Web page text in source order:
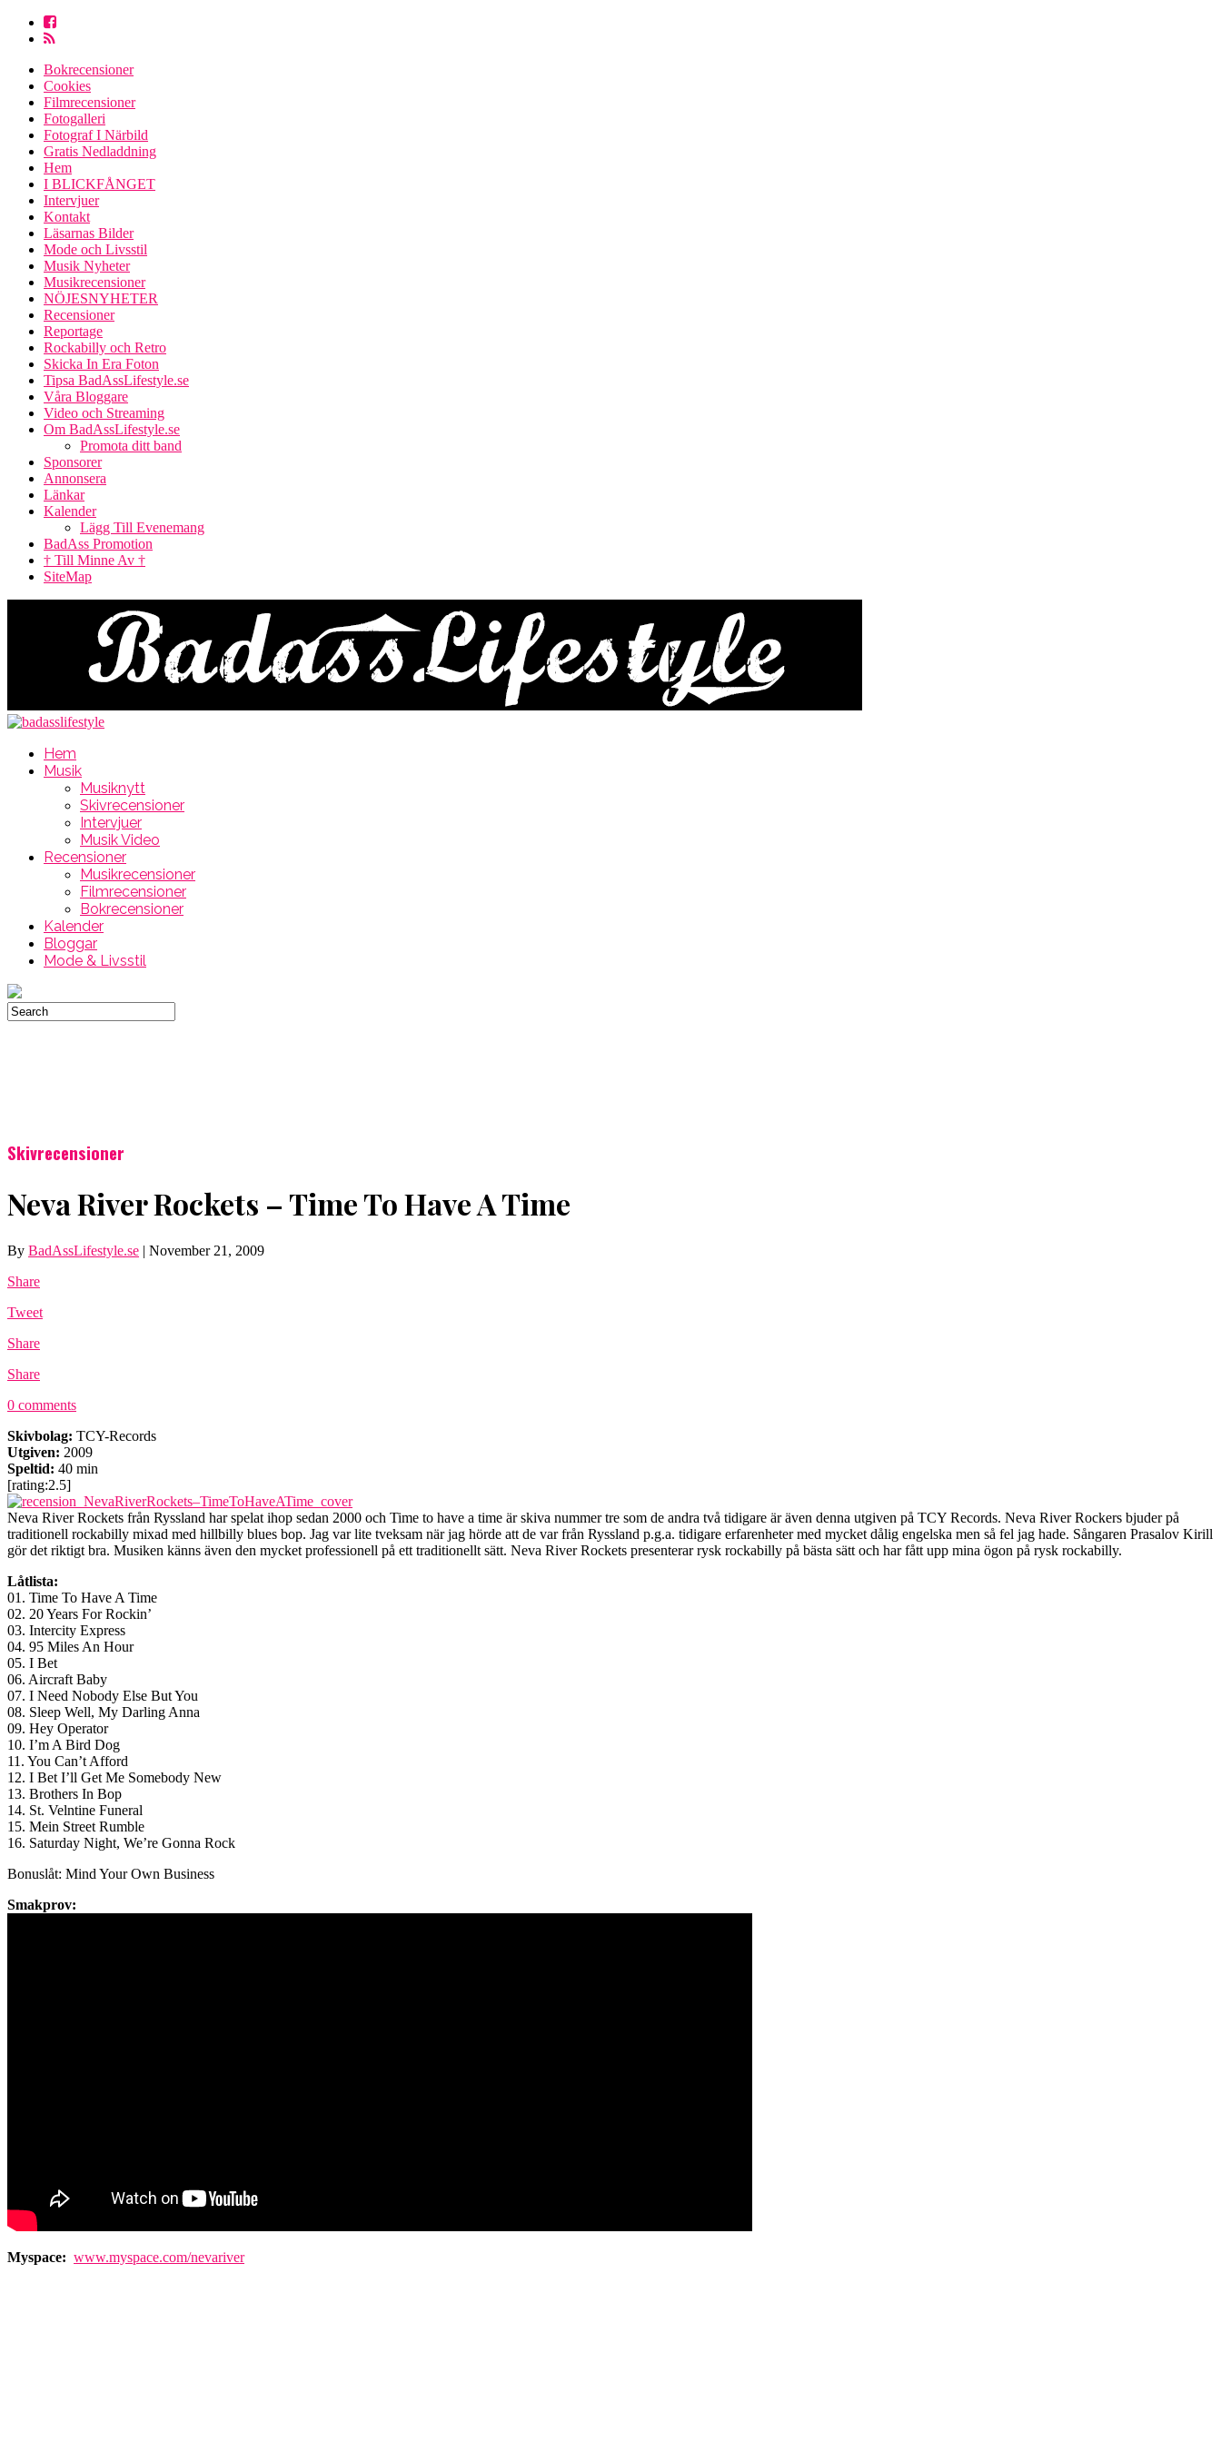
Bokrecensioner
Cookies
Filmrecensioner
Fotogalleri
Fotograf I Närbild
Gratis Nedladdning
Hem
I BLICKFÅNGET
Intervjuer
Kontakt
Läsarnas Bilder
Mode och Livsstil
Musik Nyheter
Musikrecensioner
NÖJESNYHETER
Recensioner
Reportage
Rockabilly och Retro
Skicka In Era Foton
Tipsa BadAssLifestyle.se
Våra Bloggare
Video och Streaming
Om BadAssLifestyle.se
Promota ditt band
Sponsorer
Annonsera
Länkar
Kalender
Lägg Till Evenemang
BadAss Promotion
† Till Minne Av †
SiteMap
Hem
Musik
Musiknytt
Skivrecensioner
Intervjuer
Musik Video
Recensioner
Musikrecensioner
Filmrecensioner
Bokrecensioner
Kalender
Bloggar
Mode & Livsstil
Skivrecensioner
Neva River Rockets – Time To Have A Time
By BadAssLifestyle.se | November 21, 2009
Share
Tweet
Share
Share
0 comments
Skivbolag: TCY-Records
Utgiven: 2009
Speltid: 40 min
[rating:2.5]
Neva River Rockets från Ryssland har spelat ihop sedan 2000 och Time to have a time är skiva nummer tre som de andra två tidigare är även denna utgiven på TCY Records. Neva River Rockers bjuder på
traditionell rockabilly mixad med hillbilly blues bop. Jag var lite tveksam när jag hörde att de var från Ryssland p.g.a. tidigare erfarenheter med mycket dålig engelska men så fel jag hade. Sångaren Prasalov Kirill
gör det riktigt bra. Musiken känns även den mycket professionell på ett traditionellt sätt. Neva River Rockets presenterar rysk rockabilly på bästa sätt och har fått upp mina ögon på rysk rockabilly.
Låtlista:
01. Time To Have A Time
02. 20 Years For Rockin’
03. Intercity Express
04. 95 Miles An Hour
05. I Bet
06. Aircraft Baby
07. I Need Nobody Else But You
08. Sleep Well, My Darling Anna
09. Hey Operator
10. I’m A Bird Dog
11. You Can’t Afford
12. I Bet I’ll Get Me Somebody New
13. Brothers In Bop
14. St. Velntine Funeral
15. Mein Street Rumble
16. Saturday Night, We’re Gonna Rock
Bonuslåt: Mind Your Own Business
Smakprov:
Myspace: www.myspace.com/nevariver